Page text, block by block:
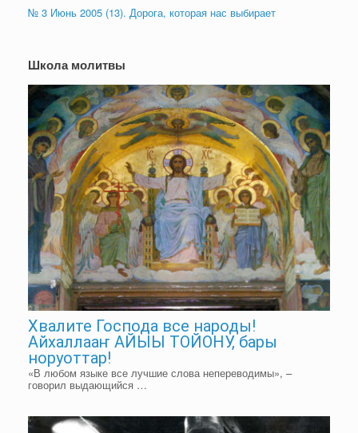
№ 3 Июнь 2005 (13). Дорога, которая нас выбирает
Школа молитвы
Хвалите Господа все народы!
Айхаллааҥ АЙЫЫ ТОЙОНУ, бары
норуоттар!
«В любом языке все лучшие слова непереводимы», –
говорил выдающийся …